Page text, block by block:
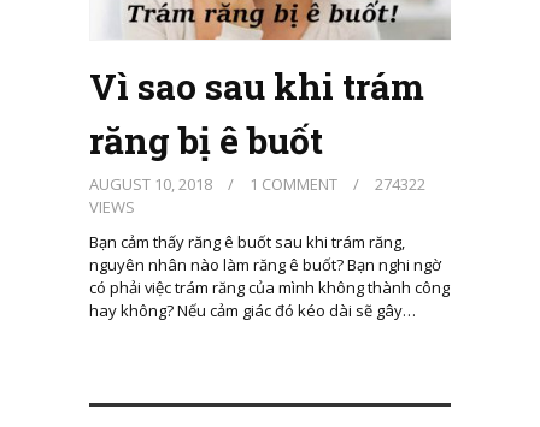
Vì sao sau khi trám
răng bị ê buốt
AUGUST 10, 2018 / 1 COMMENT /
274322
VIEWS
Bạn cảm thấy răng ê buốt sau khi trám răng,
nguyên nhân nào làm răng ê buốt? Bạn nghi ngờ
có phải việc trám răng của mình không thành công
hay không? Nếu cảm giác đó kéo dài sẽ gây…